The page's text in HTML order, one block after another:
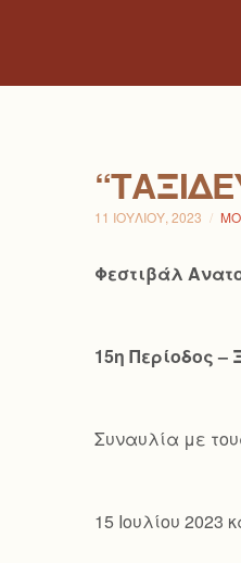
11 ΙΟΥΛΊΟΥ, 2023
Φεστιβάλ
15η Περίοδος –
Συναυλία με
15 Ιουλίου